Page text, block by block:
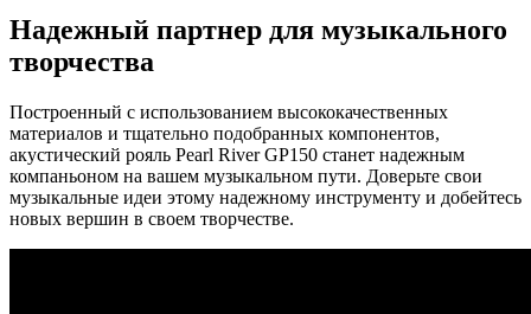
Надежный партнер для музыкального
творчества
Построенный с использованием высококачественных
материалов и тщательно подобранных компонентов,
акустический рояль Pearl River GP150 станет надежным
компаньоном на вашем музыкальном пути. Доверьте свои
музыкальные идеи этому надежному инструменту и добейтесь
новых вершин в своем творчестве.